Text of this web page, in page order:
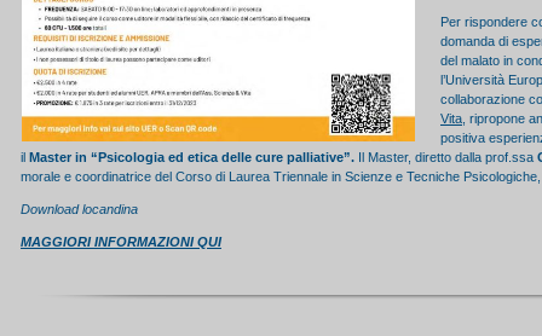
Per rispondere
domanda di
del malato in
l’Università
collaborazione
Vita , ripropone
positiva
il Master in “Psicologia ed etica delle cure palliative”. Il Master, diretto dalla prof.ssa
morale e coordinatrice del Corso di Laurea Triennale in Scienze e Tecniche
Download locandina
MAGGIORI INFORMAZIONI QUI